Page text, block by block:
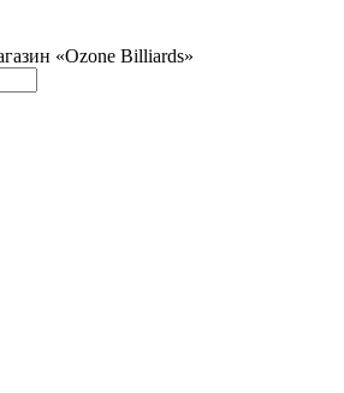
«Ozone Billiards»